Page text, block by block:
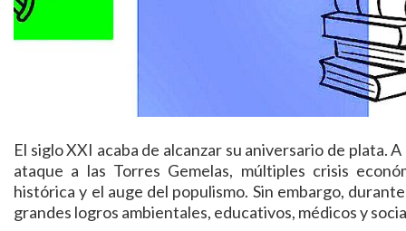
El siglo XXI acaba de alcanzar su aniversario de plata.
ataque a las Torres Gemelas, múltiples crisis
histórica y el auge del populismo. Sin embargo,
grandes logros ambientales, educativos, médicos y